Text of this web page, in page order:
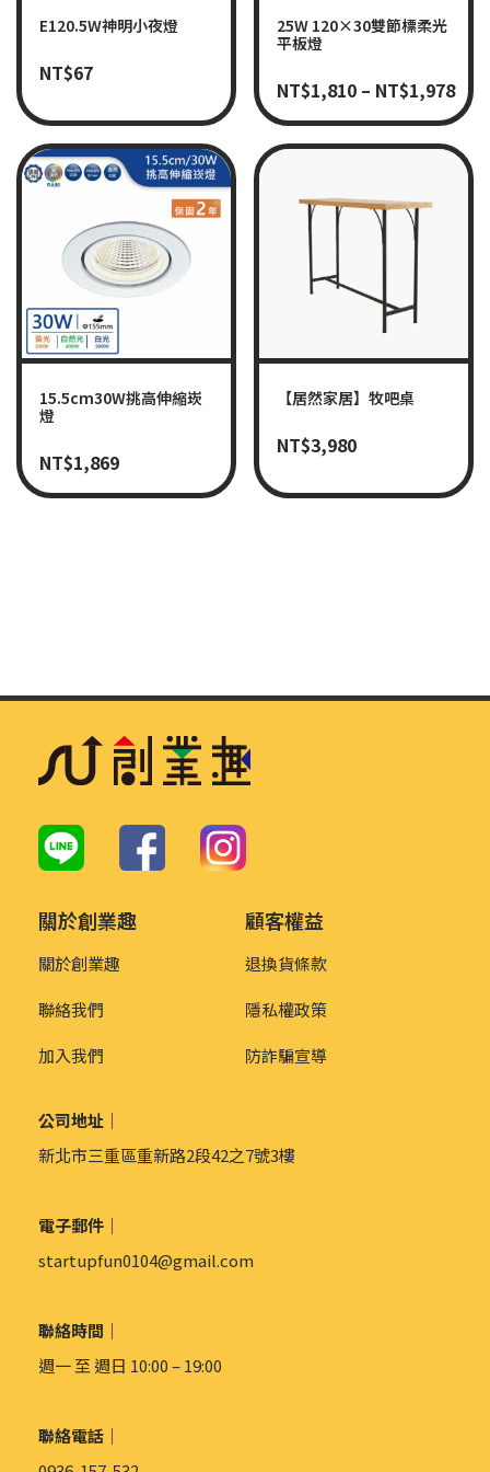
E120.5W神明小夜燈
NT$67
25W 120×30雙節標柔光
平板燈
NT$1,810 – NT$1,978
15.5cm30W挑高伸縮崁
燈
NT$1,869
【居然家居】牧吧桌
NT$3,980
關於創業趣
關於創業趣
聯絡我們
加入我們
顧客權益
退換貨條款
隱私權政策
防詐騙宣導
公司地址｜
新北市三重區重新路2段42之7號3樓
電子郵件｜
startupfun0104@gmail.com
聯絡時間｜
週一 至 週日 10:00 – 19:00
聯絡電話｜